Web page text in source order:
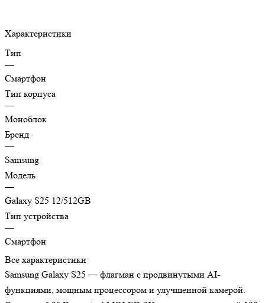
Характеристики
Тип
—
Смартфон
Тип корпуса
—
Моноблок
Бренд
—
Samsung
Модель
—
Galaxy S25 12/512GB
Тип устройства
—
Смартфон
Все характеристики
Samsung Galaxy S25 — флагман с продвинутыми AI-
функциями, мощным процессором и улучшенной камерой.